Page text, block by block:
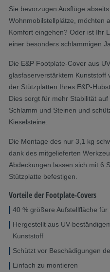
Sie bevorzugen Ausflüge
Wohnmobilstellplätze, möchten
Komfort eingehen? Oder ist Ihr
einer besonders schlammigen
Die E&P Footplate-Cover aus
glasfaserverstärktem
der Stützplatten Ihres E&P-
Dies sorgt für mehr Stabilität
Schlamm und Steinen und
Kieselsteine.
Die Montage des nur 3,1 kg
dank des mitgelieferten
Abdeckungen lassen sich mit 6
Stützplatte befestigen.
Vorteile der Footplate-Covers
40 % größere Aufstellfläche für
Hergestellt aus UV-
Kunststoff
Schützt vor Beschädigungen
Einfach zu montieren